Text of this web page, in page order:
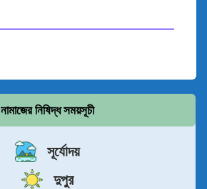
নামাজের নিষিদ্ধ সময়সূচী
সূর্যোদয়
দুপুর